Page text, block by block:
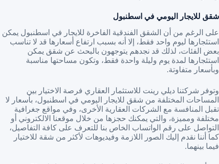
شقق للايجار اليومي في اسطنبول
على الرغم من أن الشقق الفندقية الفاخرة للايجار في اسطنبول يمكن
استئجارها ليوم واحد فقط، إلا أنه بسبب ارتفاع أسعارها قد لا تناسب
بعض الفئات، لذلك قد نجدهم يتوجهون بالبحث عن شقق يمكن
استئجارها لمدة يوم وليلة واحدة فقط، وتكون مساحتها مناسبة
وبأسعار متفاوتة.
وتوفر شركتنا ديلي رينت للاستثمار العقاري فرصة الاختيار بين
المساحات المختلفة من شقق للايجار اليومي في اسطنبول، بأسعار لا
تقبل المنافسة مع الشركات العقارية الأخرى، وفي مواقع جغرافية
مختلفة ومميزة، والتي يمكنك حجزها من خلال موقعنا الالكتروني أو
التواصل على رقم الواتساب الخاص بنا للتعرف على كافة التفاصيل،
كما أننا نقدم إليك الصور اللازمة وفيديوهات لأكثر من شقة للاختيار
فيما بينهما.